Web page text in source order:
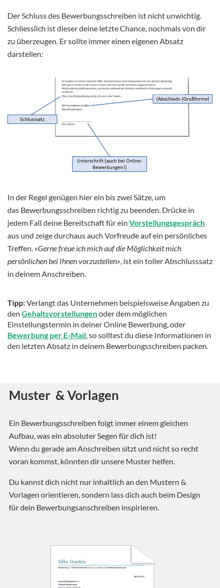
Der Schluss des Bewerbungsschreiben ist nicht unwichtig.
Schliesslich ist dieser deine letzte Chance, nochmals von dir
zu überzeugen. Er sollte immer einen eigenen Absatz
darstellen:
In der Regel genügen hier ein bis zwei Sätze, um
das Bewerbungsschreiben richtig zu beenden. Drücke in
jedem Fall deine Bereitschaft für ein Vorstellungsgespräch
aus und zeige durchaus auch Vorfreude auf ein persönliches
Treffen. «Gerne freue ich mich auf die Möglichkeit mich
persönlichen bei Ihnen vorzustellen», ist ein toller Abschlusssatz
in deinem Anschreiben.
Tipp:Verlangt das Unternehmen beispielsweise Angaben zu
den Gehaltsvorstellungenoder dem möglichen
Einstellungstermin in deiner Online Bewerbung, oder
Bewerbung per E-Mail, so solltest du diese Informationen in
den letzten Absatz in deinem Bewerbungsschreiben packen.
Muster & Vorlagen
Ein Bewerbungsschreiben folgt immer einem gleichen
Aufbau, was ein absoluter Segen für dich ist!
Wenn du gerade am Anschreiben sitzt und nicht so recht
voran kommst, könnten dir unsere Muster helfen.
Du kannst dich nicht nur inhaltlich an den Mustern &
Vorlagen orientieren, sondern lass dich auch beim Design
für dein Bewerbungsanschreiben inspirieren.